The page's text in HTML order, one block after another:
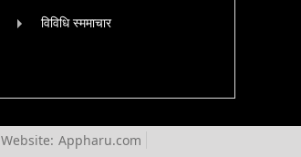
विविधि स्ममाचार
Website: Appharu.com